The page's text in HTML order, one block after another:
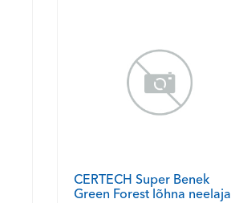
CERTECH Super Benek
Green Forest lõhna neelaja